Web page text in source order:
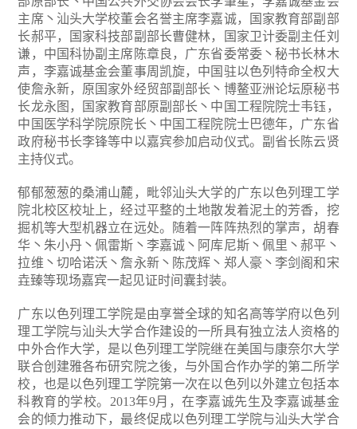
主席丶汕头大学校董会名誉主席李嘉诚，国家教育部副部
长郝平，国家科技部副部长曹健林，国家卫计委副主任刘
谦，中国科协副主席陈章良，广东省委常委丶秘书长林木
声，李嘉诚基金会董事周凯旋，中国驻以色列特命全权大
使詹永新，原国家外经贸部副部长丶博鳌亚洲论坛原秘书
长龙永图，国家教育部原副部长丶中国工程院院士韦钰，
中国医学科学院原院长丶中国工程院院士巴德年，广东省
政府秘书长李锋等中以嘉宾参加启动仪式。副省长陈云贤
主持仪式。
郁郁葱葱的桑浦山麓，毗邻汕头大学的广东以色列理工学
院北校区校址上，经过平整的土地散发着泥土的芳香，挖
掘机等大型机器立在远处。随着一阵阵热烈的掌声，胡春
华丶朱小丹丶佩雷斯丶李嘉诚丶阿库尼斯丶佩里丶郝平丶
拉维丶切哈诺沃丶詹永新丶陈茂辉丶郑人豪丶李剑阁和宋
垚臻等现场嘉宾一起见证时间囊封装。
广东以色列理工学院是由享誉全球的知名高等学府以色列
理工学院与汕头大学合作建设的一所具有独立法人资格的
中外合作大学，是以色列理工学院继在美国与康奈尔大学
联合创建雅各布研究院之後，与外国合作办学的第二所学
校，也是以色列理工学院第一次在以色列以外建立包括本
科教育的学校。2013年9月，在李嘉诚先生及李嘉诚基金
会的倾力推动下，最终促成以色列理工学院与汕头大学合